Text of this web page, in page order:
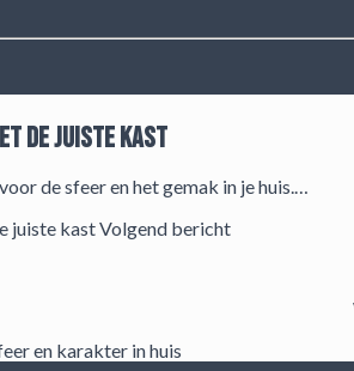
de juiste kast
de sfeer en het gemak in je huis.…
Volgend bericht